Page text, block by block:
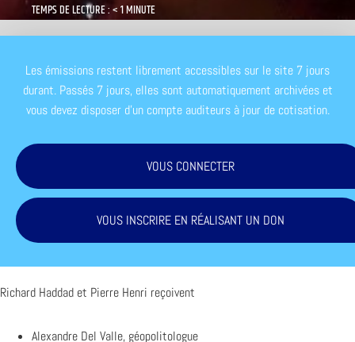
TEMPS DE LECTURE : < 1 MINUTE
Les émissions restent librement accessibles sur le site 7 jours
durant. Passés 7 jours, elles sont automatiquement archivées et
vous devez disposer d'un compte auditeurs à jour de cotisation.
VOUS CONNECTER
VOUS INSCRIRE EN RÉALISANT UN DON
Richard Haddad et Pierre Henri reçoivent
Alexandre Del Valle, géopolitologue